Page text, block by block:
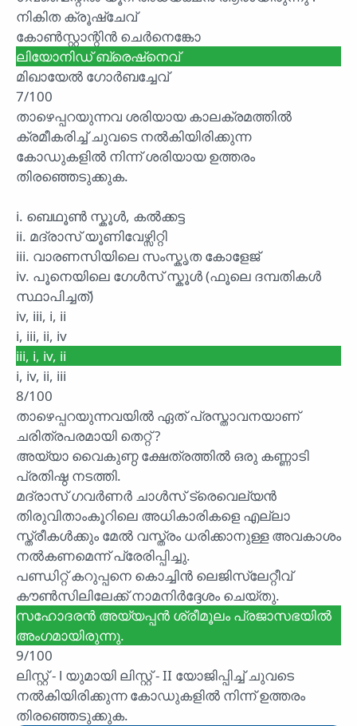
നികിത ക്രൂഷ്ചേവ്
കോൺസ്റ്റാന്റിൻ ചെർനെങ്കോ
ലിയോനിഡ് ബ്രെഷ്നെവ്
മിഖായേൽ ഗോർബച്ചേവ്
7/100
താഴെപ്പറയുന്നവ ശരിയായ കാലക്രമത്തിൽ
ക്രമീകരിച്ച് ചുവടെ നൽകിയിരിക്കുന്ന
കോഡുകളിൽ നിന്ന് ശരിയായ ഉത്തരം
തിരഞ്ഞെടുക്കുക.
i. ബെഥൂൺ സ്കൂൾ, കൽക്കട്ട
ii. മദ്രാസ് യൂണിവേഴ്സിറ്റി
iii. വാരണസിയിലെ സംസ്കൃത കോളേജ്
iv. പൂനെയിലെ ഗേൾസ് സ്കൂൾ (ഫൂലെ ദമ്പതികൾ
സ്ഥാപിച്ചത്)
iv, iii, i, ii
i, iii, ii, iv
iii, i, iv, ii
i, iv, ii, iii
8/100
താഴെപ്പറയുന്നവയിൽ ഏത് പ്രസ്താവനയാണ്
ചരിത്രപരമായി തെറ്റ് ?
അയ്യാ വൈകുണ്ഠ ക്ഷേത്രത്തിൽ ഒരു കണ്ണാടി
പ്രതിഷ്ഠ നടത്തി.
മദ്രാസ് ഗവർണർ ചാൾസ് ട്രെവെല്യൻ
തിരുവിതാംകൂറിലെ അധികാരികളെ എല്ലാ
സ്ത്രീകൾക്കും മേൽ വസ്ത്രം ധരിക്കാനുള്ള അവകാശം
നൽകണമെന്ന് പ്രേരിപ്പിച്ചു.
പണ്ഡിറ്റ് കറുപ്പനെ കൊച്ചിൻ ലെജിസ്ലേറ്റീവ്
കൗൺസിലിലേക്ക് നാമനിർദ്ദേശം ചെയ്തു.
സഹോദരൻ അയ്യപ്പൻ ശ്രീമൂലം പ്രജാസഭയിൽ
അംഗമായിരുന്നു.
9/100
ലിസ്റ്റ് - l യുമായി ലിസ്റ്റ് - II യോജിപ്പിച്ച് ചുവടെ
നൽകിയിരിക്കുന്ന കോഡുകളിൽ നിന്ന് ഉത്തരം
തിരഞ്ഞെടുക്കുക.